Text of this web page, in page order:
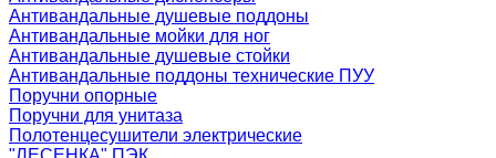
Антивандальные душевые поддоны
Антивандальные мойки для ног
Антивандальные душевые стойки
Антивандальные поддоны технические ПУУ
Поручни опорные
Поручни для унитаза
Полотенцесушители электрические